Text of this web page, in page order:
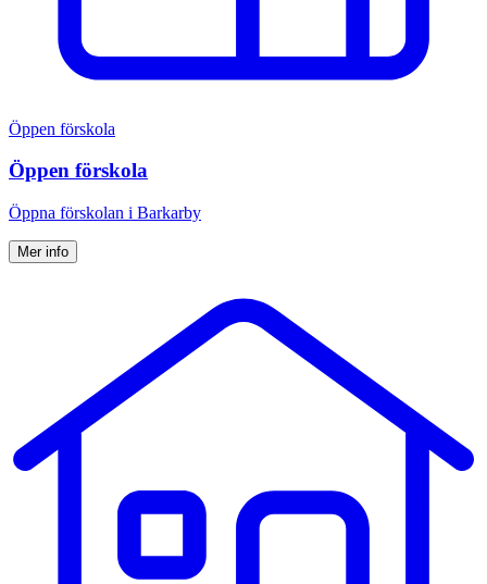
Öppen förskola
Öppen förskola
Öppna för­skolan i Barkarby
Mer info